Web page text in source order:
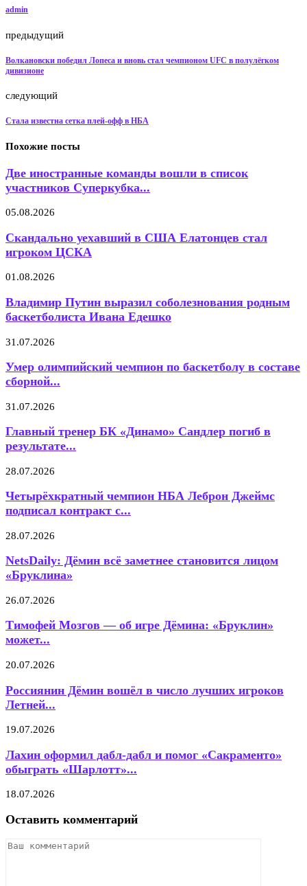
admin
предыдущий
Волкановски победил Лопеса и вновь стал чемпионом UFC в полулёгком
дивизионе
следующий
Стала известна сетка плей-офф в НБА
Похожие посты
Две иностранные команды вошли в список
участников Суперкубка...
05.08.2026
Скандально уехавший в США Елатонцев стал
игроком ЦСКА
01.08.2026
Владимир Путин выразил соболезнования родным
баскетболиста Ивана Едешко
31.07.2026
Умер олимпийский чемпион по баскетболу в составе
сборной...
31.07.2026
Главный тренер БК «Динамо» Сандлер погиб в
результате...
28.07.2026
Четырёхкратный чемпион НБА Леброн Джеймс
подписал контракт с...
28.07.2026
NetsDaily: Дёмин всё заметнее становится лицом
«Бруклина»
26.07.2026
Тимофей Мозгов — об игре Дёмина: «Бруклин»
может...
20.07.2026
Россиянин Дёмин вошёл в число лучших игроков
Летней...
19.07.2026
Лахин оформил дабл-дабл и помог «Сакраменто»
обыграть «Шарлотт»...
18.07.2026
Оставить комментарий